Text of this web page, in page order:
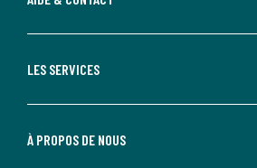
LES SERVICES
À PROPOS DE NOUS